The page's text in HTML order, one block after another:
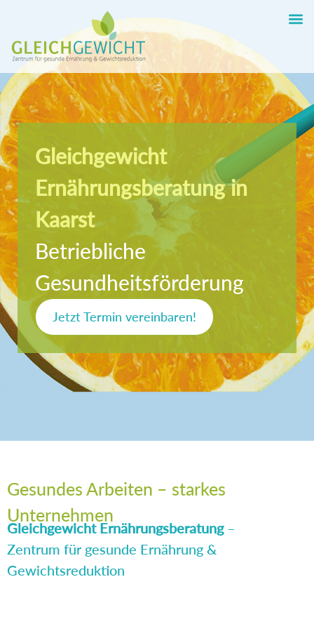
Gleichgewicht
Ernährungsberatung in
Kaarst
Betriebliche
Gesundheitsförderung
Jetzt Termin vereinbaren!
Gesundes Arbeiten – starkes
Unternehmen
Gleichgewicht Ernährungsberatung–
Zentrum für gesunde Ernährung &
Gewichtsreduktion